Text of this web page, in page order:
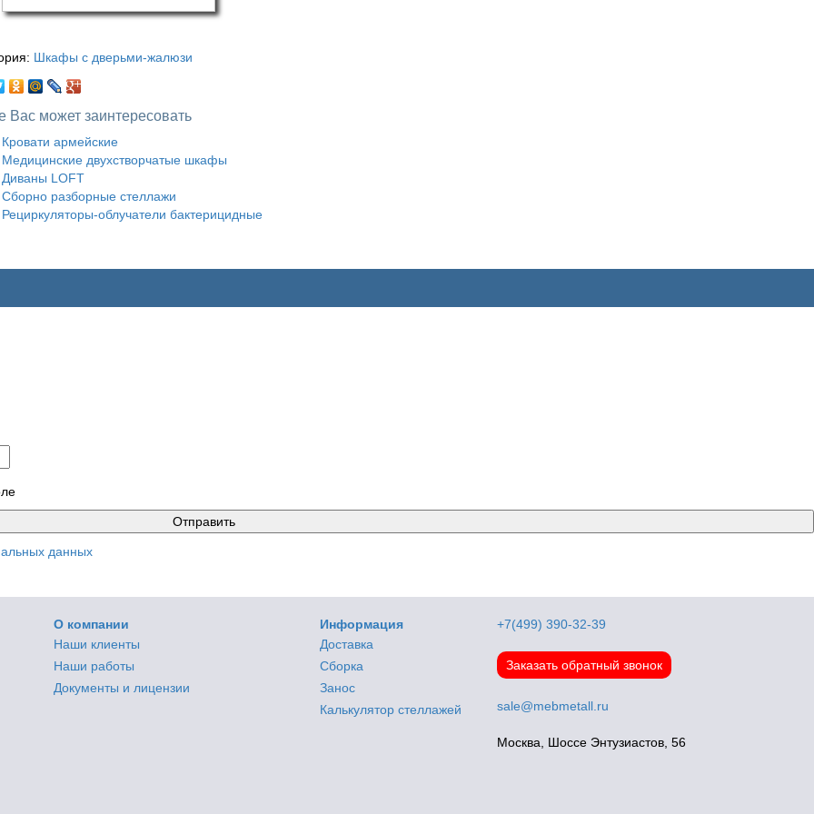
Шкафы с дверьми-жалюзи
Вас может заинтересовать
Кровати армейские
Медицинские двухстворчатые шкафы
Диваны LOFT
Сборно разборные стеллажи
Рециркуляторы-облучатели бактерицидные
данных
О компании
Наши клиенты
Наши работы
Документы и лицензии
Информация
Доставка
Сборка
Занос
Калькулятор стеллажей
+7(499) 390-32-39
Заказать обратный звонок
sale@mebmetall.ru
Москва, Шоссе Энтузиастов, 56